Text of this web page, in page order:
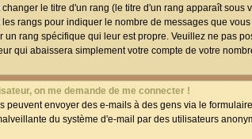
le titre d'un rang (le titre d'un rang apparaît
rangs pour indiquer le nombre de messages que
rang spécifique qui leur est propre. Veuillez ne pas
qui abaissera simplement votre compte de votre
on me demande de me connecter !
peuvent envoyer des e-mails à des gens via le
du système d'e-mail par des utilisateurs